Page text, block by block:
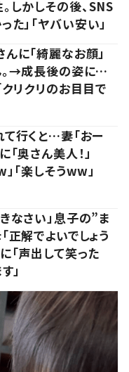
しかしその後、SNS
」「ヤバい安い」
に「綺麗なお顔」
。→成長後の姿に…
クリクリのお目目で
行くと…妻「おー
奥さん美人！」
「楽しそうww」
なさい」息子の”ま
解でよいでしょう
「声出して笑った
」